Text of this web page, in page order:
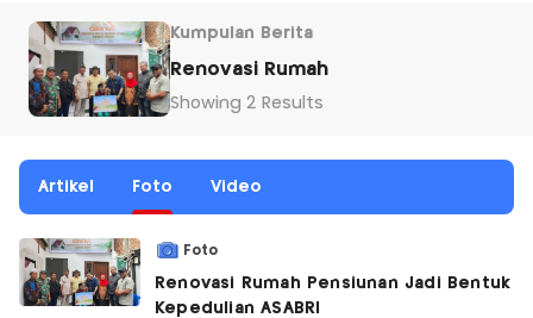
Kumpulan Berita
Renovasi Rumah
Showing 2 Results
Artikel Foto Video
Foto
Renovasi Rumah Pensiunan Jadi Bentuk
Kepedulian ASABRI